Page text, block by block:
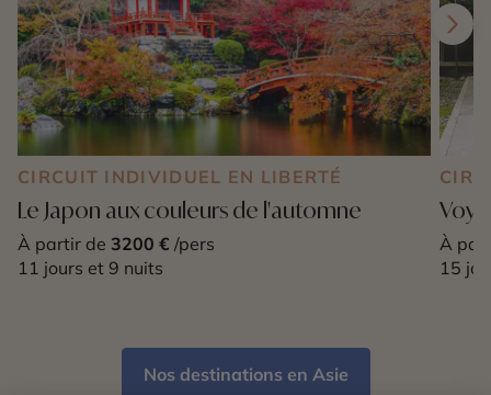
CIRCUIT INDIVIDUEL EN LIBERTÉ
Le Japon aux couleurs de l'automne
À partir de 3200 € /pers
11 jours et 9 nuits
À
15
Nos destinations en Asie